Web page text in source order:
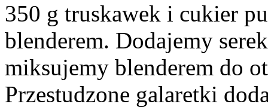
350 g truskawek i cukier
blenderem. Dodajemy
miksujemy blenderem do
Przestudzone galaretki